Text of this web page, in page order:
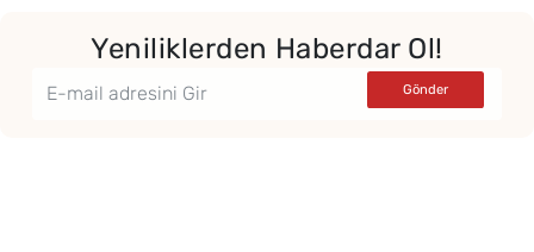
Yeniliklerden Haberdar Ol!